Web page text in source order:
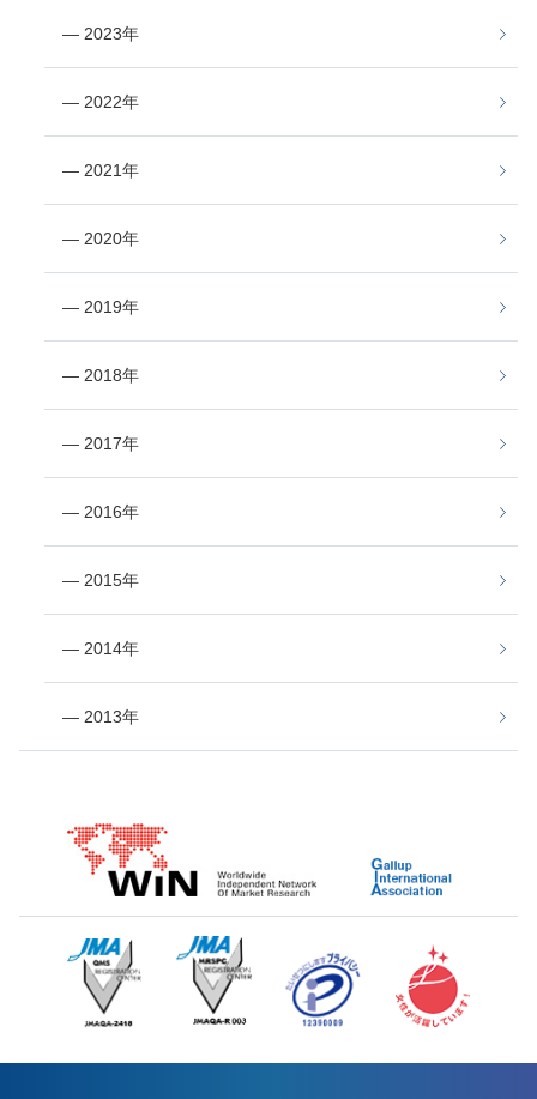
― 2023年
― 2022年
― 2021年
― 2020年
― 2019年
― 2018年
― 2017年
― 2016年
― 2015年
― 2014年
― 2013年